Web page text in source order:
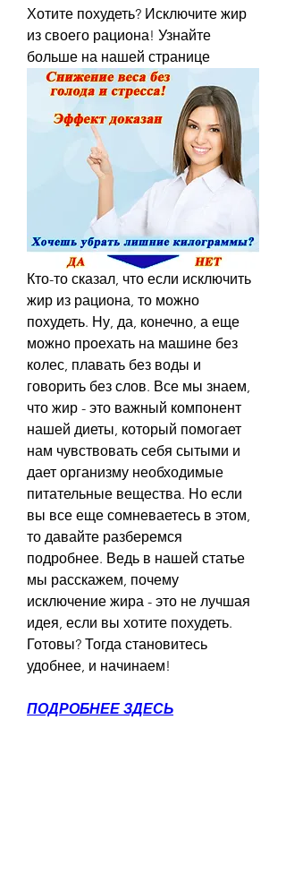
Хотите похудеть? Исключите жир
из своего рациона! Узнайте
больше на нашей странице
Кто-то сказал, что если исключить
жир из рациона, то можно
похудеть. Ну, да, конечно, а еще
можно проехать на машине без
колес, плавать без воды и
говорить без слов. Все мы знаем,
что жир - это важный компонент
нашей диеты, который помогает
нам чувствовать себя сытыми и
дает организму необходимые
питательные вещества. Но если
вы все еще сомневаетесь в этом,
то давайте разберемся
подробнее. Ведь в нашей статье
мы расскажем, почему
исключение жира - это не лучшая
идея, если вы хотите похудеть.
Готовы? Тогда становитесь
удобнее, и начинаем!
ПОДРОБНЕЕ ЗДЕСЬ